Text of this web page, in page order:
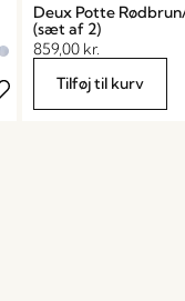
Deux Potte
(sæt af 2)
859,00 kr.
Tilføj til kurv